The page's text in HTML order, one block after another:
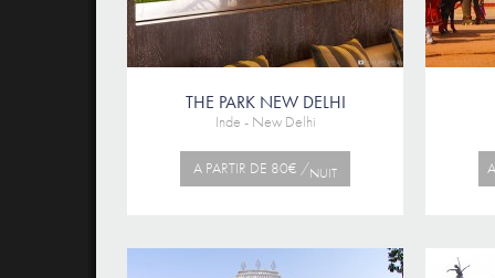
THE PARK NEW DELHI
Inde - New Delhi
A PARTIR DE 80€ /NUIT